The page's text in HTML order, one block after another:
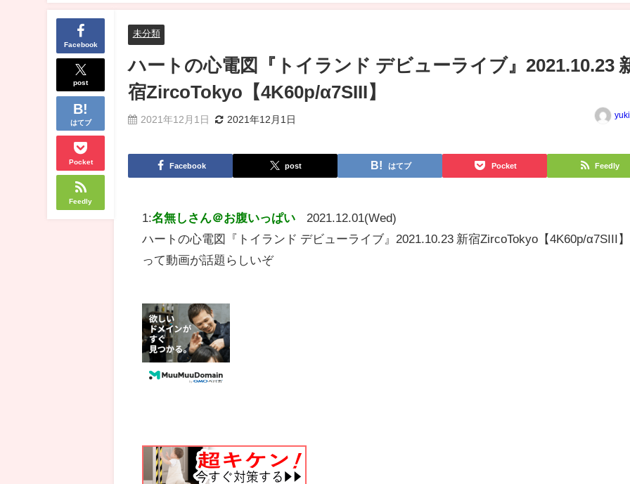
Facebook
post
はてブ
Pocket
Feedly
未分類
ハートの心電図『トイランド デビューライブ』2021.10.23
宿ZircoTokyo【4K60p/α7SIII】
2021年12月1日 2021年12月1日
Facebook post はてブ Pocket Feedly
1:名無しさん＠お腹いっぱい
2021.12.01(Wed)
ハートの心電図『トイランド デビューライブ』2021.10.23 新宿ZircoTokyo【4K60p/α7SIII】
って動画が話題らしいぞ